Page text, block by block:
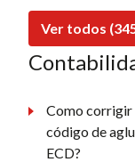
Ver todos
Como corrigir
código de
ECD?